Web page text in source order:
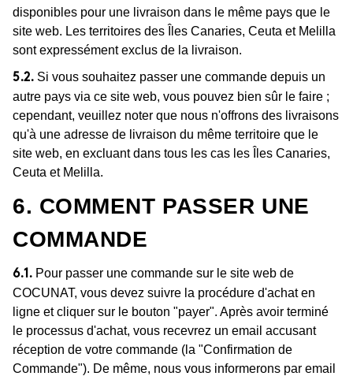
disponibles pour une livraison dans le même pays que le
site web. Les territoires des Îles Canaries, Ceuta et Melilla
sont expressément exclus de la livraison.
5.2. Si vous souhaitez passer une commande depuis un
autre pays via ce site web, vous pouvez bien sûr le faire ;
cependant, veuillez noter que nous n'offrons des livraisons
qu'à une adresse de livraison du même territoire que le
site web, en excluant dans tous les cas les Îles Canaries,
Ceuta et Melilla.
6. COMMENT PASSER UNE
COMMANDE
6.1. Pour passer une commande sur le site web de
COCUNAT, vous devez suivre la procédure d'achat en
ligne et cliquer sur le bouton "payer". Après avoir terminé
le processus d'achat, vous recevrez un email accusant
réception de votre commande (la "Confirmation de
Commande"). De même, nous vous informerons par email